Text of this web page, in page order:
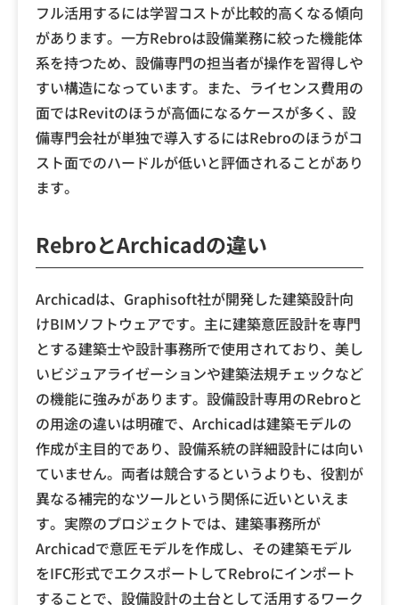
フル活用するには学習コストが比較的高くなる傾向
があります。一方Rebroは設備業務に絞った機能体
系を持つため、設備専門の担当者が操作を習得しや
すい構造になっています。また、ライセンス費用の
面ではRevitのほうが高価になるケースが多く、設
備専門会社が単独で導入するにはRebroのほうがコ
スト面でのハードルが低いと評価されることがあり
ます。
RebroとArchicadの違い
Archicadは、Graphisoft社が開発した建築設計向
けBIMソフトウェアです。主に建築意匠設計を専門
とする建築士や設計事務所で使用されており、美し
いビジュアライゼーションや建築法規チェックなど
の機能に強みがあります。設備設計専用のRebroと
の用途の違いは明確で、Archicadは建築モデルの
作成が主目的であり、設備系統の詳細設計には向い
ていません。両者は競合するというよりも、役割が
異なる補完的なツールという関係に近いといえま
す。実際のプロジェクトでは、建築事務所が
Archicadで意匠モデルを作成し、その建築モデル
をIFC形式でエクスポートしてRebroにインポート
することで、設備設計の土台として活用するワーク